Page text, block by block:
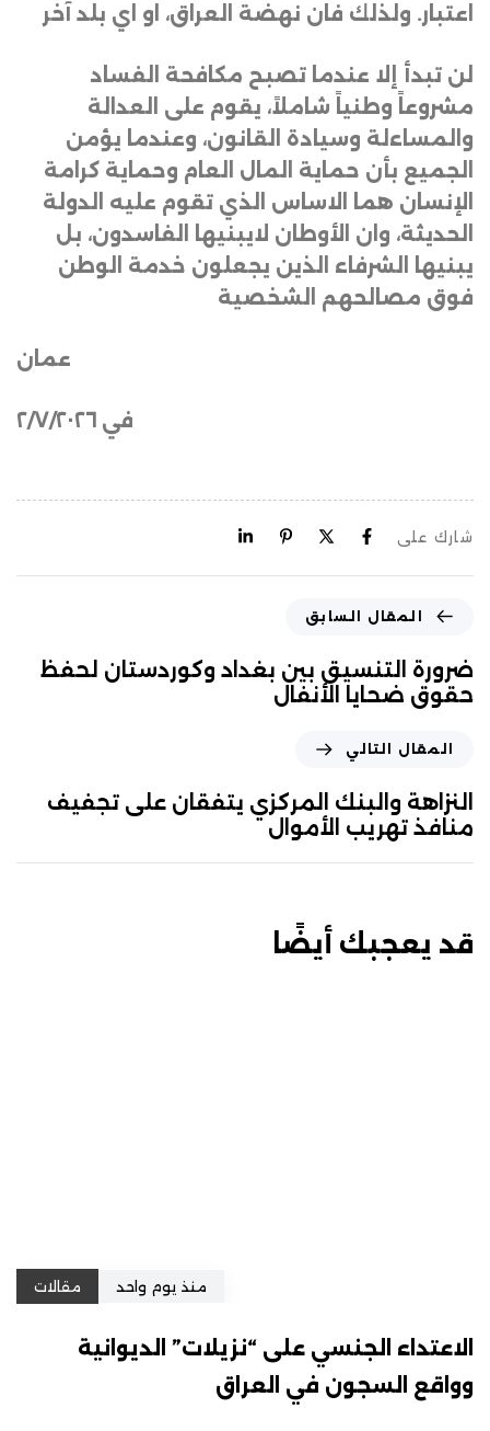
اعتبار. ولذلك فان نهضة العراق، او اي بلد آخر
لن تبدأ إلا عندما تصبح مكافحة الفساد
مشروعاً وطنياً شاملاً، يقوم على العدالة
والمساءلة وسيادة القانون، وعندما يؤمن
الجميع بأن حماية المال العام وحماية كرامة
الإنسان هما الاساس الذي تقوم عليه الدولة
الحديثة، وان الأوطان لايبنيها الفاسدون، بل
يبنيها الشرفاء الذين يجعلون خدمة الوطن
فوق مصالحهم الشخصية
عمان
في ٢/٧/٢٠٢٦
شارك على
المقال السابق
ضرورة التنسيق بين بغداد وكوردستان لحفظ
حقوق ضحايا الأنفال
المقال التالي
النزاهة والبنك المركزي يتفقان على تجفيف
منافذ تهريب الأموال
قد يعجبك أيضًا
منذ يوم واحد مقالات
الاعتداء الجنسي على “نزيلات” الديوانية
وواقع السجون في العراق